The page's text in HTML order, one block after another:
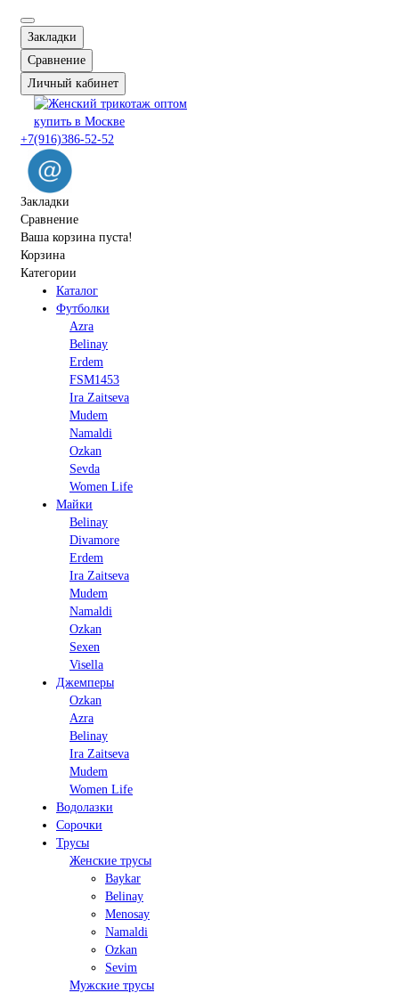
Закладки
Сравнение
Личный кабинет
+7(916)386-52-52
Закладки
Сравнение
Ваша корзина пуста!
Корзина
Категории
Каталог
Футболки
Azra
Belinay
Erdem
FSM1453
Ira Zaitseva
Mudem
Namaldi
Ozkan
Sevda
Women Life
Майки
Belinay
Divamore
Erdem
Ira Zaitseva
Mudem
Namaldi
Ozkan
Sexen
Visella
Джемперы
Ozkan
Azra
Belinay
Ira Zaitseva
Mudem
Women Life
Водолазки
Сорочки
Трусы
Женские трусы
Baykar
Belinay
Menosay
Namaldi
Ozkan
Sevim
Мужские трусы